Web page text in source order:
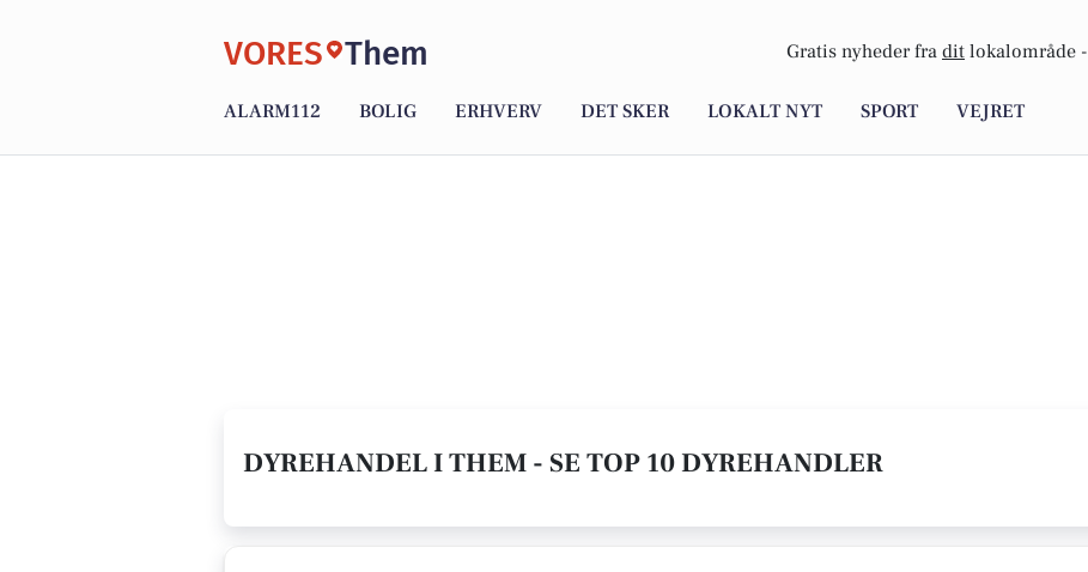
VORES Them Gratis nyheder fra dit lokalområde -
ALARM112 BOLIG ERHVERV DET SKER LOKALT NYT SPORT VEJRET
DYREHANDEL I THEM - SE TOP 10 DYREHANDLER